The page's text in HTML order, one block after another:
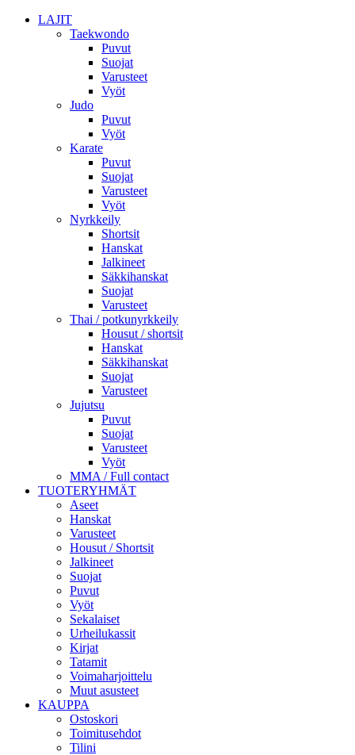
LAJIT
Taekwondo
Puvut
Suojat
Varusteet
Vyöt
Judo
Puvut
Vyöt
Karate
Puvut
Suojat
Varusteet
Vyöt
Nyrkkeily
Shortsit
Hanskat
Jalkineet
Säkkihanskat
Suojat
Varusteet
Thai / potkunyrkkeily
Housut / shortsit
Hanskat
Säkkihanskat
Suojat
Varusteet
Jujutsu
Puvut
Suojat
Varusteet
Vyöt
MMA / Full contact
TUOTERYHMÄT
Aseet
Hanskat
Varusteet
Housut / Shortsit
Jalkineet
Suojat
Puvut
Vyöt
Sekalaiset
Urheilukassit
Kirjat
Tatamit
Voimaharjoittelu
Muut asusteet
KAUPPA
Ostoskori
Toimitusehdot
Tilini